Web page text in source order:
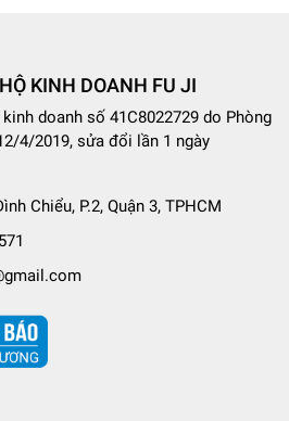
KINH DOANH FU JI
doanh số 41C8022729 do Phòng
4/2019, sửa đổi lần 1 ngày
Chiểu, P.2, Quận 3, TPHCM